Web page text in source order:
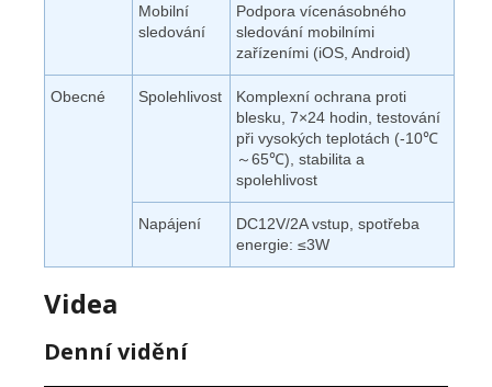
Mobilní
sledování
Podpora vícenásobného
sledování mobilními
zařízeními (iOS, Android)
Obecné Spolehlivost
Komplexní ochrana proti
blesku, 7×24 hodin, testování
při vysokých teplotách (-10℃
～65℃), stabilita a
spolehlivost
Napájení
DC12V/2A vstup, spotřeba
energie: ≤3W
Videa
Denní vidění